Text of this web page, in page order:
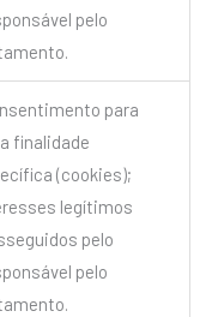
pelo
para
finalidade
(cookies);
legítimos
pelo
pelo